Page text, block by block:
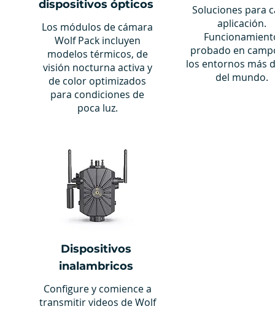
dispositivos ópticos
Los módulos de cámara
Wolf Pack incluyen
modelos térmicos, de
visión nocturna activa y
de color optimizados
para condiciones de
poca luz.
Dispositivos
inalambricos
Configure y comience a
transmitir videos de Wolf
Soluciones para
aplicación.
probado en
los entornos más
del mundo.